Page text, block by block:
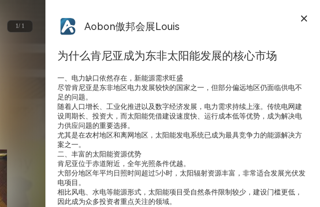
1/ 1 Aobon傲邦会展Louis
为什么肯尼亚成为东非太阳能发展的核心市场
一、电力缺口依然存在，新能源需求旺盛
尽管肯尼亚是东非地区电力发展较快的国家之一，但部分偏远地区仍面临供电不
足的问题。
随着人口增长、工业化推进以及数字经济发展，电力需求持续上涨。传统电网建
设周期长、投资大，而太阳能凭借建设速度快、运行成本低等优势，成为解决电
力供应问题的重要选择。
尤其是在农村地区和离网地区，太阳能发电系统已成为最具竞争力的能源解决方
案之一。
二、丰富的太阳能资源优势
肯尼亚位于赤道附近，全年光照条件优越。
大部分地区年平均日照时间超过5小时，太阳辐射资源丰富，非常适合发展光伏发
电项目。
相比风电、水电等能源形式，太阳能项目受自然条件限制较少，建设门槛更低，
因此成为众多投资者重点关注的领域。